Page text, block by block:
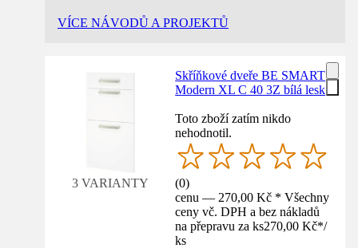
VÍCE NÁVODŮ A PROJEKTŮ
3 VARIANTY
Skříňkové dveře BE SMART
Modern XL C 40 3Z bílá lesk
Toto zboží zatím nikdo
nehodnotil.
(0)
cenu — 270,00 Kč * Všechny
ceny vč. DPH a bez nákladů
na přepravu za ks270,00 Kč*/
ks